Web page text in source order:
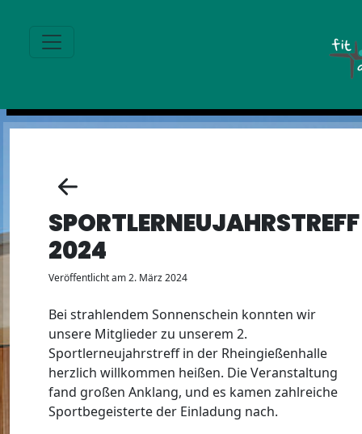
SPORTLERNEUJAHRSTREFF
2024
Veröffentlicht am 2. März 2024
Bei strahlendem Sonnenschein konnten wir
unsere Mitglieder zu unserem 2.
Sportlerneujahrstreff in der Rheingießenhalle
herzlich willkommen heißen. Die Veranstaltung
fand großen Anklang, und es kamen zahlreiche
Sportbegeisterte der Einladung nach.